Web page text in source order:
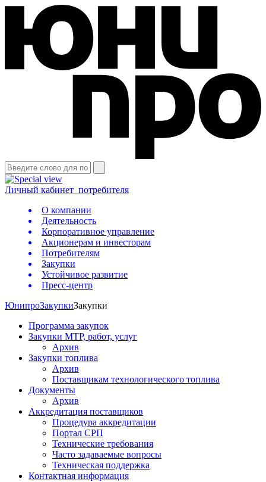
Личный кабинет потребителя
О компании
Деятельность
Корпоративное управление
Акционерам и инвесторам
Потребителям
Закупки
Устойчивое развитие
Пресс-центр
ЮнипроЗакупкиЗакупки
Программа закупок
Закупки МТР, работ, услуг
Архив
Закупки топлива
Архив
Поставщикам технологического топлива
Документы
Архив
Аккредитация поставщиков
Процедура аккредитации
Портал СРП
Технические требования
Часто задаваемые вопросы
Техническая поддержка
Контактная информация